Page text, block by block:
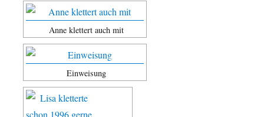
Anne klettert auch mit
Einweisung